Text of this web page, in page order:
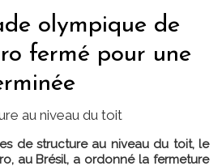
olympique de
fermé pour une
au niveau du toit
de structure au niveau du toit, le
au Brésil, a ordonné la fermeture